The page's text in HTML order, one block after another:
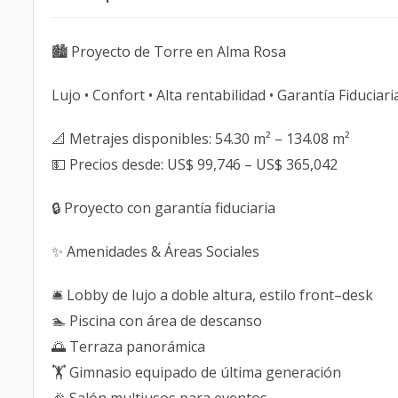
🏙️ Proyecto de Torre en Alma Rosa
Lujo • Confort • Alta rentabilidad • Garantía
📐 Metrajes disponibles: 54.30 m² – 134.08 m²
💵 Precios desde: US$ 99,746 – US$ 365,042
🔒 Proyecto con garantía fiduciaria
✨ Amenidades & Áreas Sociales
🛎️ Lobby de lujo a doble altura, estilo front–desk
🏊 Piscina con área de descanso
🌅 Terraza panorámica
🏋️ Gimnasio equipado de última generación